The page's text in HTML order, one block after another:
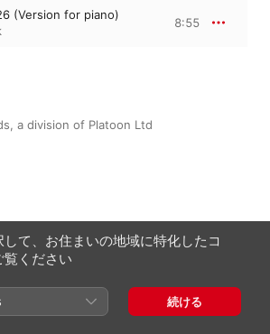
(Version for piano)
8:55
a division of Platoon Ltd
J.: Sibelius Edition, Vol.
Gräsbeck
て、お住まいの地域に特化したコ
覧ください
続ける